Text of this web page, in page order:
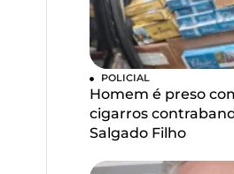
POLICIAL
Homem é preso
cigarros
Salgado Filho